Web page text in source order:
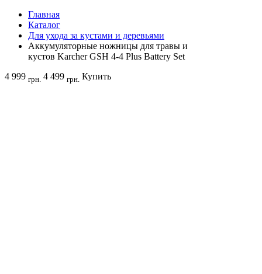
Главная
Каталог
Для ухода за кустами и деревьями
Аккумуляторные ножницы для травы и
кустов Karcher GSH 4-4 Plus Battery Set
4 999 грн. 4 499 грн. Купить